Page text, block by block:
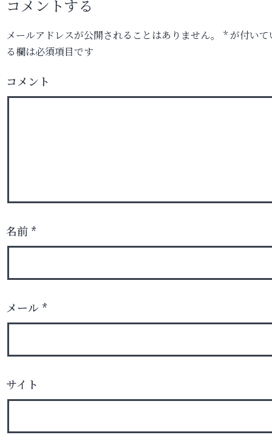
コメントする
メールアドレスが公開されることはありません。 *が付いて
る欄は必須項目です
コメント
名前 *
メール *
サイト